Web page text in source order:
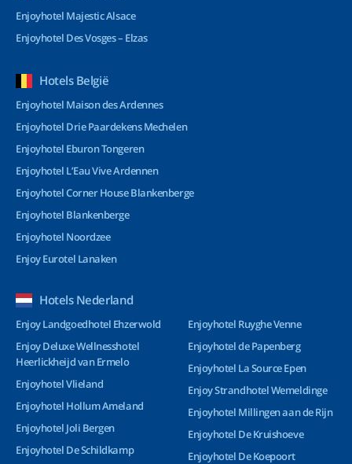
Enjoyhotel Majestic Alsace
Enjoyhotel Des Vosges – Elzas
Hotels België
Enjoyhotel Maison des Ardennes
Enjoyhotel Drie Paardekens Mechelen
Enjoyhotel Eburon Tongeren
Enjoyhotel L’Eau Vive Ardennen
Enjoyhotel Corner House Blankenberge
Enjoyhotel Blankenberge
Enjoyhotel Noordzee
Enjoy Eurotel Lanaken
Hotels Nederland
Enjoy Landgoedhotel Ehzerwold
Enjoy Deluxe Wellnesshotel
Heerlickheijd van Ermelo
Enjoyhotel Vlieland
Enjoyhotel Hollum Ameland
Enjoyhotel Joli Bergen
Enjoyhotel De Schildkamp
Enjoyhotel Ruyghe Venne
Enjoyhotel de Papenberg
Enjoyhotel La Source Epen
Enjoy Strandhotel Wemeldinge
Enjoyhotel Millingen aan de Rijn
Enjoyhotel De Kruishoeve
Enjoyhotel De Koepoort